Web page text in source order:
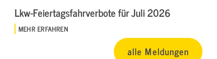
Lkw-Feiertagsfahrverbote für Juli 2026
MEHR ERFAHREN
alle Meldungen